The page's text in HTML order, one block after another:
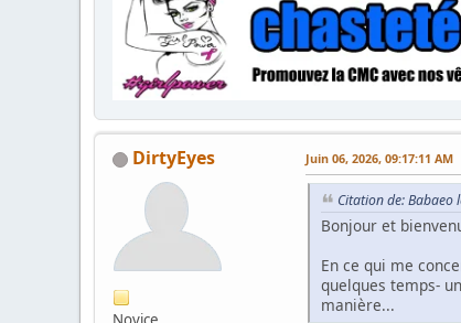
DirtyEyes Juin 06, 2026, 09:17:11 AM
Citation de: Babaeo
Bonjour et
En ce qui me
quelques temps-
manière...